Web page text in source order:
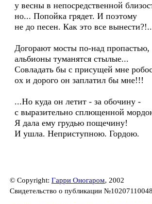
у весны в непосредственной
но... Попойка грядет. И поэтому
не до песен. Как это все вынести?!..
Догорают мосты по-над пропастью,
альбионы туманятся стылые...
Совладать бы с присущей мне
ох и дорого он заплатил бы мне!!!
...Но куда он летит - за обочину -
с выразительно сплющенной
Я дала ему грудью пощечину!
И ушла. Неприступною. Гордою.
© Copyright: Гарри Оногаром, 2002
Свидетельство о публикации